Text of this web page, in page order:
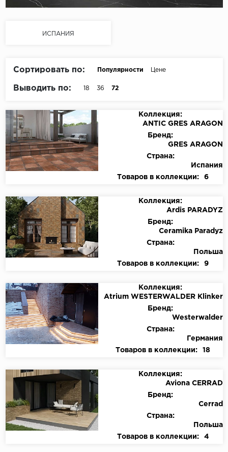
ИСПАНИЯ
Сортировать по: Популярности Цене
Выводить по: 18 36 72
Коллекция:
ANTIC GRES ARAGON
Бренд:
GRES ARAGON
Страна:
Испания
Товаров в коллекции:
6
Коллекция:
Ardis PARADYZ
Бренд:
Ceramika Paradyz
Страна:
Польша
Товаров в коллекции:
9
Коллекция:
Atrium WESTERWALDER Klinker
Бренд:
Westerwalder
Страна:
Германия
Товаров в коллекции:
18
Коллекция:
Aviona CERRAD
Бренд:
Cerrad
Страна:
Польша
Товаров в коллекции:
4